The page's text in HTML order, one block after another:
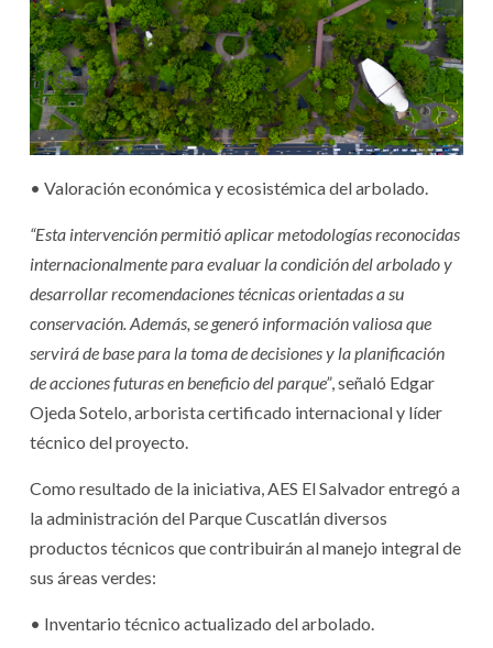
• Valoración económica y ecosistémica del arbolado.
“Esta intervención permitió aplicar metodologías reconocidas
internacionalmente para evaluar la condición del arbolado y
desarrollar recomendaciones técnicas orientadas a su
conservación. Además, se generó información valiosa que
servirá de base para la toma de decisiones y la planificación
de acciones futuras en beneficio del parque”, señaló Edgar
Ojeda Sotelo, arborista certificado internacional y líder
técnico del proyecto.
Como resultado de la iniciativa, AES El Salvador entregó a
la administración del Parque Cuscatlán diversos
productos técnicos que contribuirán al manejo integral de
sus áreas verdes:
• Inventario técnico actualizado del arbolado.